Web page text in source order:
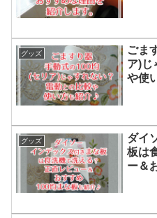
グッズ
ごま
ア)じ
や使
グッズ
ダイ
板は
ー＆